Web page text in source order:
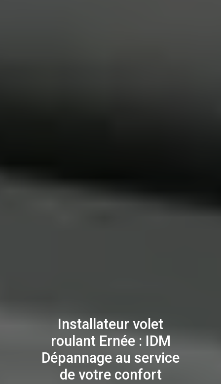
Installateur volet
roulant Ernée : IDM
Dépannage au service
de votre confort